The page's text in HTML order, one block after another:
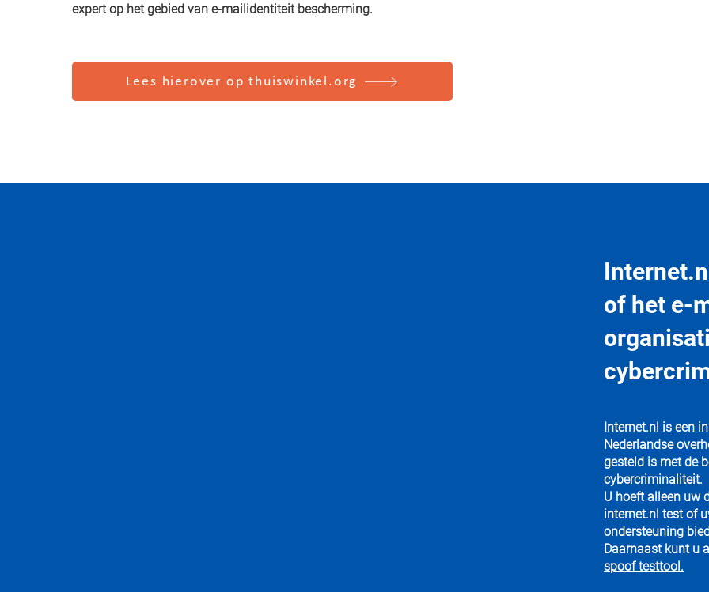
expert op het gebied van e-mailidentiteit bescherming.
Lees hierover op thuiswinkel.org
Internet.nl
of het e-
Internet.nl is een
Nederlandse
gesteld is met de
cybercriminaliteit.
U hoeft alleen uw
internet.nl test of
ondersteuning
Daarnaast kunt u
spoof testtool.